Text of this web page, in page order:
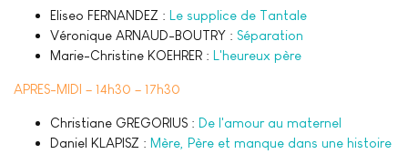
Eliseo FERNANDEZ : Le supplice de Tantale
Véronique ARNAUD-BOUTRY : Séparation
Marie-Christine KOEHRER : L'heureux père
APRES-MIDI – 14h30 – 17h30
Christiane GREGORIUS : De l'amour au maternel
Daniel KLAPISZ : Mère, Père et manque dans une histoire